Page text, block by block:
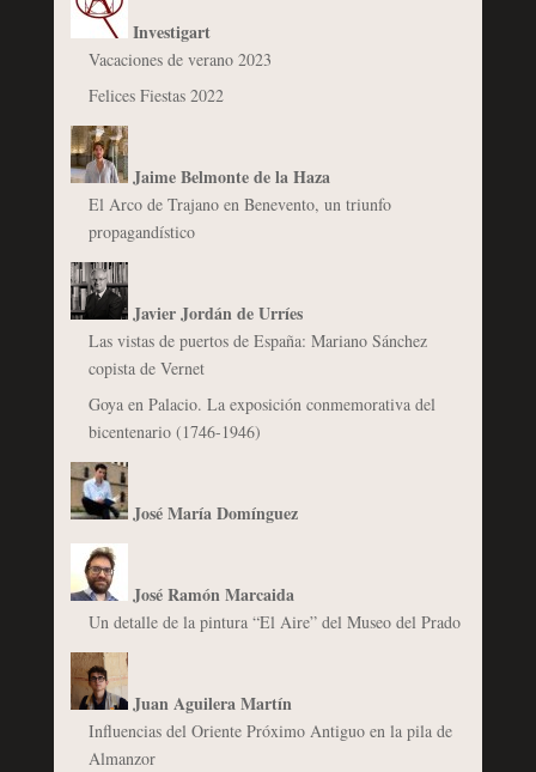
Investigart
Vacaciones de verano 2023
Felices Fiestas 2022
Jaime Belmonte de la Haza
El Arco de Trajano en Benevento, un triunfo
propagandístico
Javier Jordán de Urríes
Las vistas de puertos de España: Mariano Sánchez
copista de Vernet
Goya en Palacio. La exposición conmemorativa del
bicentenario (1746-1946)
José María Domínguez
José Ramón Marcaida
Un detalle de la pintura “El Aire” del Museo del Prado
Juan Aguilera Martín
Influencias del Oriente Próximo Antiguo en la pila de
Almanzor